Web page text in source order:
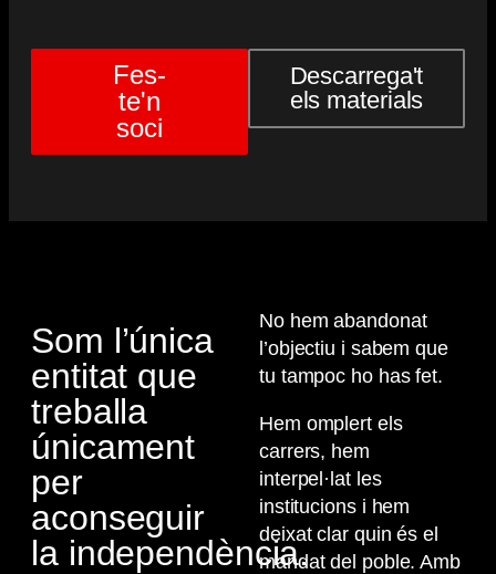
Descarrega't
els materials
Fes-
te'n
soci
Som l’única
entitat que
treballa
únicament
per
aconseguir
la independència.
No hem abandonat
l’objectiu i sabem que
tu tampoc ho has fet.
Hem omplert els
carrers, hem
interpel·lat les
institucions i hem
deixat clar quin és el
mandat del poble. Amb